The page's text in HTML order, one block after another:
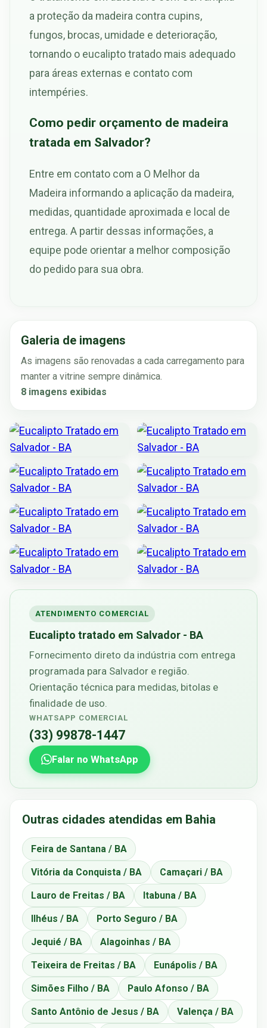
a proteção da madeira contra cupins,
fungos, brocas, umidade e deterioração,
tornando o eucalipto tratado mais adequado
para áreas externas e contato com
intempéries.
Como pedir orçamento de madeira
tratada em Salvador?
Entre em contato com a O Melhor da
Madeira informando a aplicação da madeira,
medidas, quantidade aproximada e local de
entrega. A partir dessas informações, a
equipe pode orientar a melhor composição
do pedido para sua obra.
Galeria de imagens
As imagens são renovadas a cada carregamento para
manter a vitrine sempre dinâmica.
8 imagens exibidas
ATENDIMENTO COMERCIAL
Eucalipto tratado em Salvador - BA
Fornecimento direto da indústria com entrega
programada para Salvador e região.
Orientação técnica para medidas, bitolas e
finalidade de uso.
WHATSAPP COMERCIAL
(33) 99878-1447
Falar no WhatsApp
Outras cidades atendidas em Bahia
Feira de Santana / BA
Vitória da Conquista / BA Camaçari / BA
Lauro de Freitas / BA Itabuna / BA
Ilhéus / BA Porto Seguro / BA
Jequié / BA Alagoinhas / BA
Teixeira de Freitas / BA Eunápolis / BA
Simões Filho / BA Paulo Afonso / BA
Santo Antônio de Jesus / BA Valença / BA